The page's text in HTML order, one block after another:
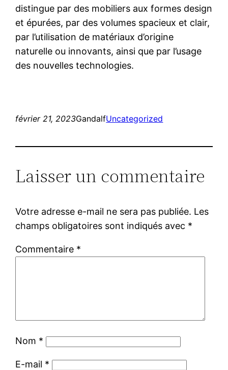
distingue par des mobiliers aux formes design
et épurées, par des volumes spacieux et clair,
par l’utilisation de matériaux d’origine
naturelle ou innovants, ainsi que par l’usage
des nouvelles technologies.
février 21, 2023GandalfUncategorized
Laisser un commentaire
Votre adresse e-mail ne sera pas publiée. Les
champs obligatoires sont indiqués avec *
Commentaire *
Nom *
E-mail *